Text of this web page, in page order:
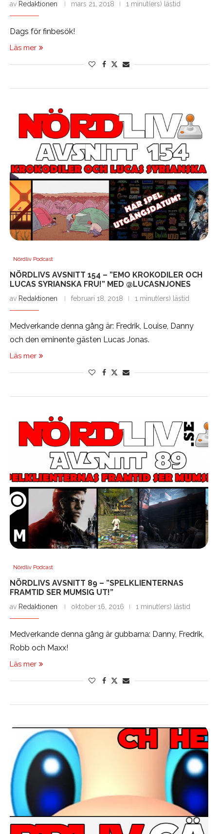
av Redaktionen mars 21, 2018 1 minut(ers) lästid
Dags för finbesök!
Läs mer
Nördliv Podcast
NÖRDLIVS AVSNITT 154 – ”EMO KROKODILER OCH
LUCAS SYRIANSKA FRU!” MED @LUCASNJONES
av Redaktionen februari 18, 2018 1 minut(ers) lästid
Medverkande denna gång är: Fredrik, Louise, Danny
och den eminente gästen Lucas Jonas.
Läs mer
Nördliv Podcast
NÖRDLIVS AVSNITT 89 – ”SPELKLIENTERNAS
FRAMTID SER MUMSIG UT!”
av Redaktionen oktober 16, 2016 1 minut(ers) lästid
Medverkande denna gång är gubbarna: Danny, Fredrik,
Robb och Maxx!
Läs mer